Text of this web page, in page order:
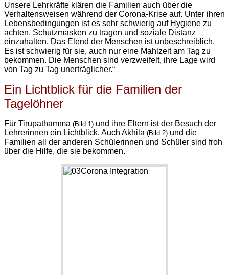
Unsere Lehrkräfte klären die Familien auch über die
Verhaltensweisen während der Corona-Krise auf. Unter ihren
Lebensbedingungen ist es sehr schwierig auf Hygiene zu
achten, Schutzmasken zu tragen und soziale Distanz
einzuhalten. Das Elend der Menschen ist unbeschreiblich.
Es ist schwierig für sie, auch nur eine Mahlzeit am Tag zu
bekommen. Die Menschen sind verzweifelt, ihre Lage wird
von Tag zu Tag unerträglicher.“
Ein Lichtblick für die Familien der
Tagelöhner
Für Tirupathamma (Bild 1) und ihre Eltern ist der Besuch der
Lehrerinnen ein Lichtblick. Auch Akhila (Bild 2) und die
Familien all der anderen Schülerinnen und Schüler sind froh
über die Hilfe, die sie bekommen.